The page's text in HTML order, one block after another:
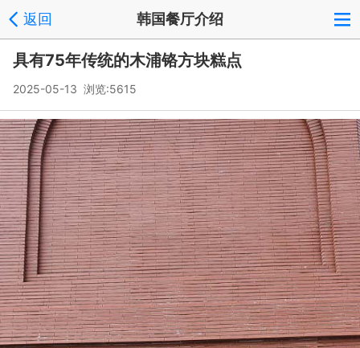
返回 韩国餐厅介绍
具有75年传统的木浦铬方块糕点
2025-05-13 浏览:5615